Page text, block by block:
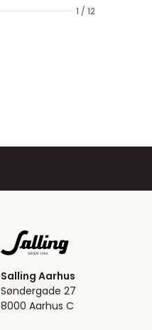
1 / 12
Salling Aarhus
Søndergade 27
8000 Aarhus C